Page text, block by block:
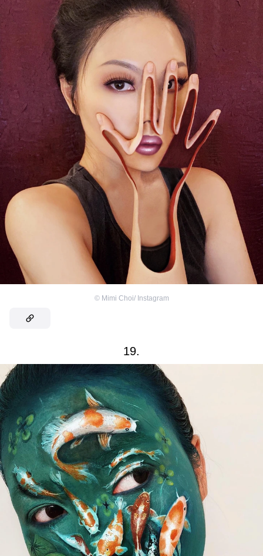
© Mimi Choi/ Instagram
19.